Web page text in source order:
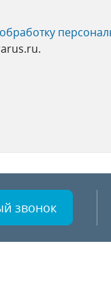
звонок